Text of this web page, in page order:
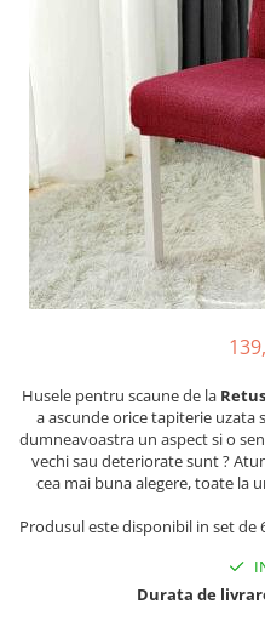
Lenjerii De Pat Creponate
Lenjerii De Pat Bumbac
Persoane
Lenjerii De Pat Bumbac Poplin,
Matlasate, 2 Persoane
Lenjerii De Pat Bumbac
Persoane
Lenjerii De Pat Volanase
Lenjerii De Pat, Finet
Lenjerii De Pat Jacquard
Lenjerii De Pat Catifea
Lenjerii De Pat Cocolino
Artificiala De Iepure, 6 Piese,
Set Lenjerie Pat Blanita
Piese, Cu Pilota Inclusa
Husele pentru scaune de la
a ascunde orice tapiterie uzata
dumneavoastra un aspect si o
vechi sau deteriorate sunt ?
cea mai buna alegere, toate la
Produsul este disponibil in set de
Durata de